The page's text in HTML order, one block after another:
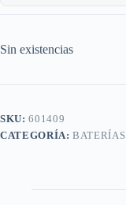
Sin existencias
SKU:601409
CATEGORÍA:BATERÍAS